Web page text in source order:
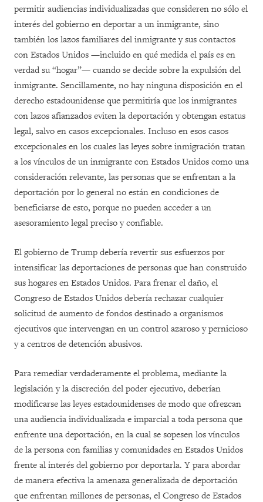
permitir audiencias individualizadas que consideren no sólo el
interés del gobierno en deportar a un inmigrante, sino
también los lazos familiares del inmigrante y sus contactos
con Estados Unidos —incluido en qué medida el país es en
verdad su “hogar”— cuando se decide sobre la expulsión del
inmigrante. Sencillamente, no hay ninguna disposición en el
derecho estadounidense que permitiría que los inmigrantes
con lazos afianzados eviten la deportación y obtengan estatus
legal, salvo en casos excepcionales. Incluso en esos casos
excepcionales en los cuales las leyes sobre inmigración tratan
a los vínculos de un inmigrante con Estados Unidos como una
consideración relevante, las personas que se enfrentan a la
deportación por lo general no están en condiciones de
beneficiarse de esto, porque no pueden acceder a un
asesoramiento legal preciso y confiable.
El gobierno de Trump debería revertir sus esfuerzos por
intensificar las deportaciones de personas que han construido
sus hogares en Estados Unidos. Para frenar el daño, el
Congreso de Estados Unidos debería rechazar cualquier
solicitud de aumento de fondos destinado a organismos
ejecutivos que intervengan en un control azaroso y pernicioso
y a centros de detención abusivos.
Para remediar verdaderamente el problema, mediante la
legislación y la discreción del poder ejecutivo, deberían
modificarse las leyes estadounidenses de modo que ofrezcan
una audiencia individualizada e imparcial a toda persona que
enfrente una deportación, en la cual se sopesen los vínculos
de la persona con familias y comunidades en Estados Unidos
frente al interés del gobierno por deportarla. Y para abordar
de manera efectiva la amenaza generalizada de deportación
que enfrentan millones de personas, el Congreso de Estados